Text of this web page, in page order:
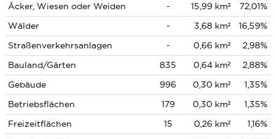
Äcker, Wiesen oder Weiden - 15,99 km²
72,01%
Wälder
- 3,68 km²
16,59%
Straßenverkehrsanlagen
- 0,66 km²
2,98%
Bauland/Gärten
835 0,64 km²
2,88%
Gebäude
996 0,30 km²
1,35%
Betriebsflächen
179 0,30 km²
1,35%
Freizeitflächen
15 0,26 km²
1,16%